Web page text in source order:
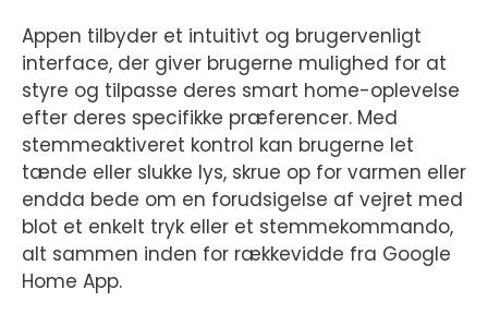
Appen tilbyder et intuitivt og brugervenligt
interface, der giver brugerne mulighed for at
styre og tilpasse deres smart home-oplevelse
efter deres specifikke præferencer. Med
stemmeaktiveret kontrol kan brugerne let
tænde eller slukke lys, skrue op for varmen eller
endda bede om en forudsigelse af vejret med
blot et enkelt tryk eller et stemmekommando,
alt sammen inden for rækkevidde fra Google
Home App.